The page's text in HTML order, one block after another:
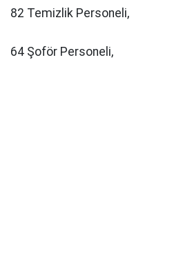
82 Temizlik Personeli,
64 Şoför Personeli,